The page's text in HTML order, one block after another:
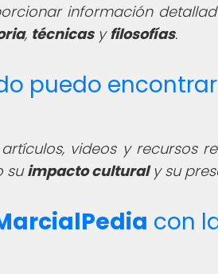
información
, técnicasyfilosofías.
puedo
videos y recursos
suimpacto culturaly su
con